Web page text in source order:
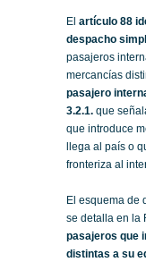
El artículo 88
despacho
pasajeros
mercancías
pasajero
3.2.1. que
que introduce
llega al país o
fronteriza al
El esquema de
se detalla en la
pasajeros que
distintas a su